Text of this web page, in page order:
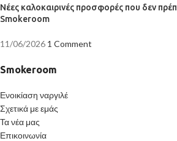
Νέες καλοκαιρινές προσφορές που δεν
Smokeroom
11/06/2026 1 Comment
Smokeroom
Ενοικίαση ναργιλέ
Σχετικά με εμάς
Τα νέα μας
Επικοινωνία